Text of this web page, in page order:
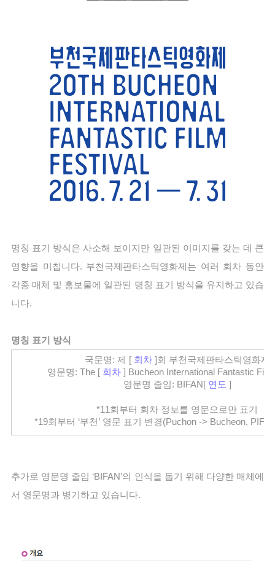
명칭 표기 방식은 사소해 보이지만 일관된 이미지를 갖는 데 큰
영향을 미칩니다. 부천국제판타스틱영화제는 여러 회차 동안
각종 매체 및 홍보물에 일관된 명칭 표기 방식을 유지하고 있습
니다.
명칭 표기 방식
국문명: 제 [ 회차 ]회 부천국제판타스틱영화제
영문명: The [ 회차 ] Bucheon International Fantastic
영문명 줄임: BIFAN[ 연도 ]
*11회부터 회차 정보를 영문으로만 표기
*19회부터 ‘부천’ 영문 표기 변경(Puchon -> Bucheon,
추가로 영문명 줄임 ‘BIFAN’의 인식을 돕기 위해 다양한 매체에
서 영문명과 병기하고 있습니다.